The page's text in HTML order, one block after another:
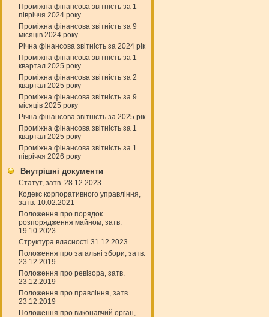
Проміжна фінансова звітність за 1
півріччя 2024 року
Проміжна фінансова звітність за 9
місяців 2024 року
Річна фінансова звітність за 2024 рік
Проміжна фінансова звітність за 1
квартал 2025 року
Проміжна фінансова звітність за 2
квартал 2025 року
Проміжна фінансова звітність за 9
місяців 2025 року
Річна фінансова звітність за 2025 рік
Проміжна фінансова звітність за 1
квартал 2025 року
Проміжна фінансова звітність за 1
півріччя 2026 року
Внутрішні документи
Статут, затв. 28.12.2023
Кодекс корпоративного управління,
затв. 10.02.2021
Положення про порядок
розпорядження майном, затв.
19.10.2023
Структура власності 31.12.2023
Положення про загальні збори, затв.
23.12.2019
Положення про ревізора, затв.
23.12.2019
Положення про правління, затв.
23.12.2019
Положення про виконавчий орган,